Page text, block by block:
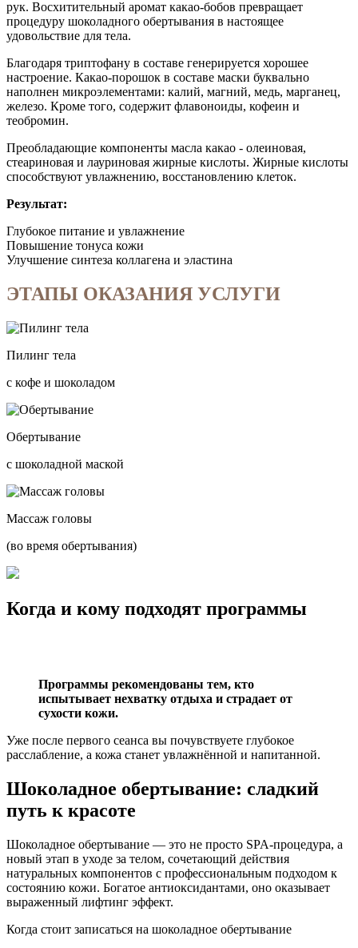
рук. Восхитительный аромат какао-бобов превращает
процедуру шоколадного обертывания в настоящее
удовольствие для тела.
Благодаря триптофану в составе генерируется хорошее
настроение. Какао-порошок в составе маски буквально
наполнен микроэлементами: калий, магний, медь, марганец,
железо. Кроме того, содержит флавоноиды, кофеин и
теобромин.
Преобладающие компоненты масла какао - олеиновая,
стеариновая и лауриновая жирные кислоты. Жирные кислоты
способствуют увлажнению, восстановлению клеток.
Результат:
Глубокое питание и увлажнение
Повышение тонуса кожи
Улучшение синтеза коллагена и эластина
ЭТАПЫ ОКАЗАНИЯ УСЛУГИ
Пилинг тела
с кофе и шоколадом
Обертывание
с шоколадной маской
Массаж головы
(во время обертывания)
Когда и кому подходят программы
Программы рекомендованы тем, кто
испытывает нехватку отдыха и страдает от
сухости кожи.
Уже после первого сеанса вы почувствуете глубокое
расслабление, а кожа станет увлажнённой и напитанной.
Шоколадное обертывание: сладкий
путь к красоте
Шоколадное обертывание — это не просто SPA-процедура, а
новый этап в уходе за телом, сочетающий действия
натуральных компонентов с профессиональным подходом к
состоянию кожи. Богатое антиоксидантами, оно оказывает
выраженный лифтинг эффект.
Когда стоит записаться на шоколадное обертывание